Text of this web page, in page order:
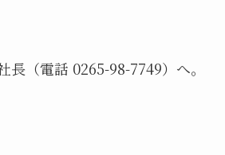
長（電話 0265-98-7749）へ。